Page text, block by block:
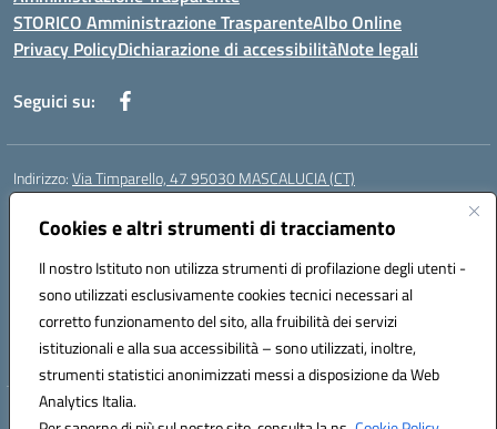
Cookies e altri strumenti di tracciamento
Il nostro Istituto non utilizza strumenti di profilazione degli utenti -
sono utilizzati esclusivamente cookies tecnici necessari al
corretto funzionamento del sito, alla fruibilità dei servizi
istituzionali e alla sua accessibilità – sono utilizzati, inoltre,
strumenti statistici anonimizzati messi a disposizione da Web
Analytics Italia.
STORICO Amministrazione TrasparenteAlbo Online
Privacy PolicyDichiarazione di accessibilitàNote legali
Seguici su:
Indirizzo:Via Timparello, 47 95030 MASCALUCIA (CT)
Centralino:
Posta elettronica certificata (PEC):ctic8bc002@pec.istruzione.it
Codice fiscale: 93238350875
Codice meccanografico:ctic8bc002
Codice Indice delle Pubbliche Amministrazioni (IPA): istsc_ctic8bc002
Codice unico di fatturazione (CUF): 2PO2JW
Hosting & Powered by 3D Solution S.r.l.